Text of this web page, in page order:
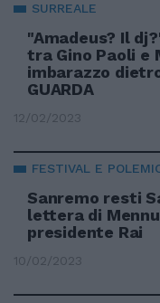
SURREALE
"Amadeus? Il
tra Gino Paoli e
imbarazzo
GUARDA
12/02/2023
FESTIVAL E
Sanremo resti
lettera di
presidente Rai
10/02/2023